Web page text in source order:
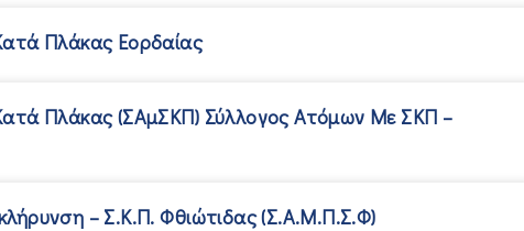
Πλάκας Εορδαίας
Πλάκας (ΣΑμΣΚΠ) Σύλλογος Ατόµων Με ΣΚΠ –
– Σ.Κ.Π. Φθιώτιδας (Σ.Α.μ.Π.Σ.Φ)